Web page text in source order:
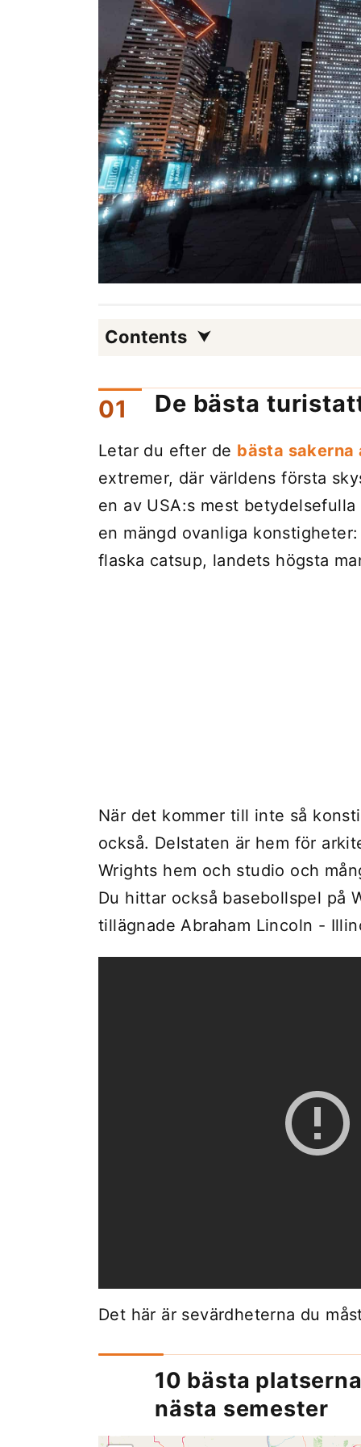
Contents
De bästa
Letar du efter de bästa sakerna
extremer, där världens första
en av USA:s mest
en mängd ovanliga
flaska catsup, landets högsta
När det kommer till inte så
också. Delstaten är hem för
Wrights hem och studio och
Du hittar också basebollspel på
tillägnade Abraham Lincoln -
Det här är sevärdheterna du
10 bästa
nästa semester